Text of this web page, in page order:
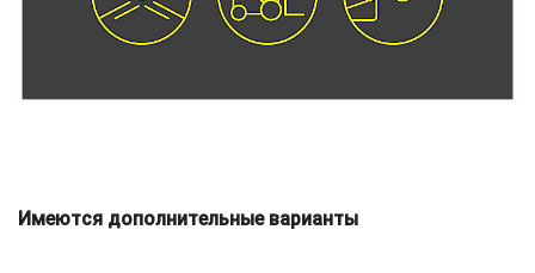
Имеются дополнительные варианты